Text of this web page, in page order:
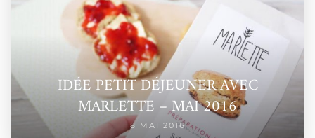
IDÉE PETIT DÉJEUNER AVEC
MARLETTE – MAI 2016
8 MAI 2016